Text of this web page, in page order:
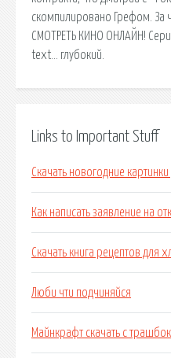
скомпилировано Грефом. За
СМОТРЕТЬ КИНО ОНЛАЙН!
text… глубокий.
Links to Important Stuff
Скачать новогодние
Как написать заявление на
Скачать книга рецептов для
Люби чти подчиняйся
Майнкрафт скачать с